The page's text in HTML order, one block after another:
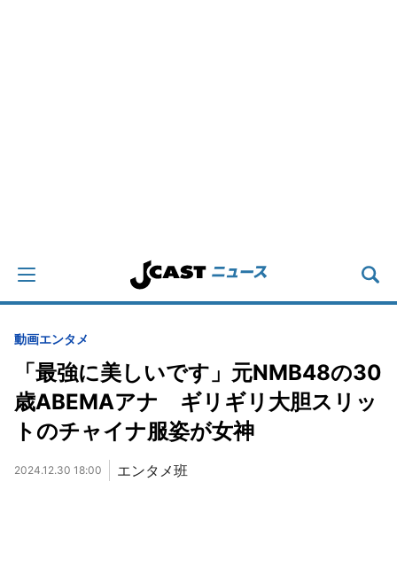
動画エンタメ
「最強に美しいです」元NMB48の30
歳ABEMAアナ ギリギリ大胆スリッ
トのチャイナ服姿が女神
2024.12.30 18:00 エンタメ班